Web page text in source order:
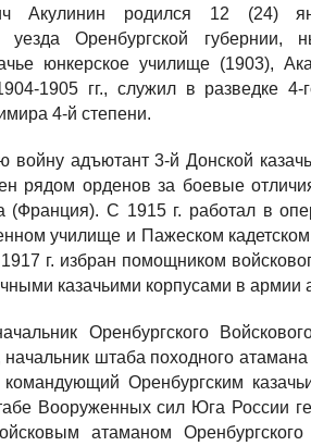
Акулинин родился 12 (24)
уезда Оренбургской
юнкерское училище (1903),
1905 гг., служил в разведке 4-
4-й степени.
адъютант 3-й Донской
рядом орденов за боевые
(Франция). С 1915 г. работал в
училище и Пажеском
г. избран помощником
казачьими корпусами в армии
Оренбургского
начальник штаба походного
Оренбургским
Вооруженных сил Юга России
атаманом